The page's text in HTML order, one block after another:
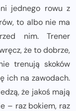
jednego rowu z
to albo nie ma
nim. Trener
że to dobrze,
trenują skoków
ich na zawodach.
że jakoś mają
– raz bokiem, raz